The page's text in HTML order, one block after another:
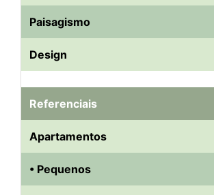
Paisagismo
Design
Referenciais
Apartamentos
• Pequenos